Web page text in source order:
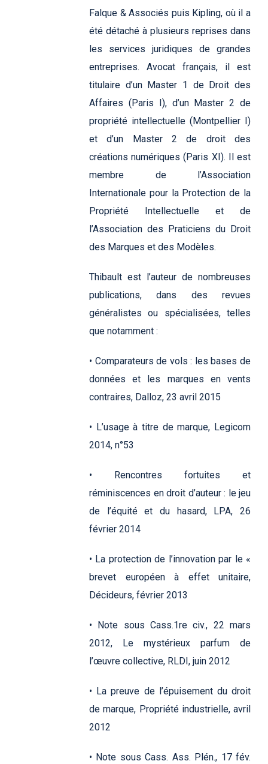
Falque & Associés puis Kipling, où il a
été détaché à plusieurs reprises dans
les services juridiques de grandes
entreprises. Avocat français, il est
titulaire d’un Master 1 de Droit des
Affaires (Paris I), d’un Master 2 de
propriété intellectuelle (Montpellier I)
et d’un Master 2 de droit des
créations numériques (Paris XI). Il est
membre de l’Association
Internationale pour la Protection de la
Propriété Intellectuelle et de
l’Association des Praticiens du Droit
des Marques et des Modèles.
Thibault est l’auteur de nombreuses
publications, dans des revues
généralistes ou spécialisées, telles
que notamment :
• Comparateurs de vols : les bases de
données et les marques en vents
contraires, Dalloz, 23 avril 2015
• L’usage à titre de marque, Legicom
2014, n°53
• Rencontres fortuites et
réminiscences en droit d’auteur : le jeu
de l’équité et du hasard, LPA, 26
février 2014
• La protection de l’innovation par le «
brevet européen à effet unitaire,
Décideurs, février 2013
• Note sous Cass.1re civ., 22 mars
2012, Le mystérieux parfum de
l’œuvre collective, RLDI, juin 2012
• La preuve de l’épuisement du droit
de marque, Propriété industrielle, avril
2012
• Note sous Cass. Ass. Plén., 17 fév.